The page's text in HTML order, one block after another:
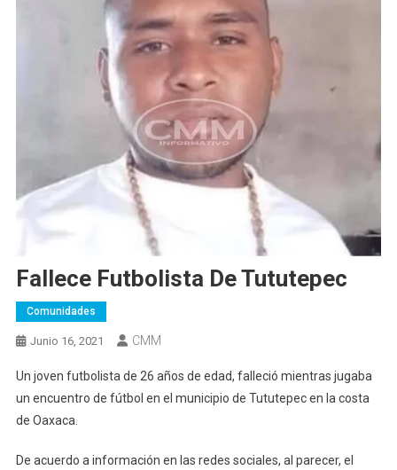
Fallece Futbolista De Tututepec
Comunidades
Junio 16, 2021 CMM
Un joven futbolista de 26 años de edad, falleció mientras jugaba
un encuentro de fútbol en el municipio de Tututepec en la costa
de Oaxaca.
De acuerdo a información en las redes sociales, al parecer, el